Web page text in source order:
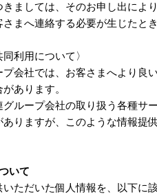
ましては、そのお申し出によ
まへ連絡する必要が生じたと
利用について〉
会社では、お客さまへより
あります。
グループ会社の取り扱う各種
りますが、このような情報
いて
ただいた個人情報を、以下